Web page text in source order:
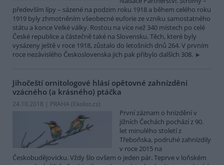
především lípy – sázené na podzim roku 1918 a během celého roku
1919 byly zhmotněním všeobecné euforie ze vzniku samostatného
státu a konce Velké války. Rostou na více než 340 místech po celé
České republice a částečně také na Slovensku. Těch, které byly
vysázeny ještě v roce 1918, zůstalo do letošních dnů 264. V prvním
roce nezávislého Československa jich pak přibylo dalších 308.
Jihočeští ornitologové hlásí opětovné zahnízdění
vzácného (a krásného) ptáčka
24.10.2018 | PRAHA (Ekolist.cz)
První záznam o hnízdění v
jižních Čechách pochází z 90.
let minulého století z
Třeboňska, podruhé zahnízdily
v roce 2015 na
Českobudějovicku. Vždy šlo ovšem o jeden pár. Teprve v loňském